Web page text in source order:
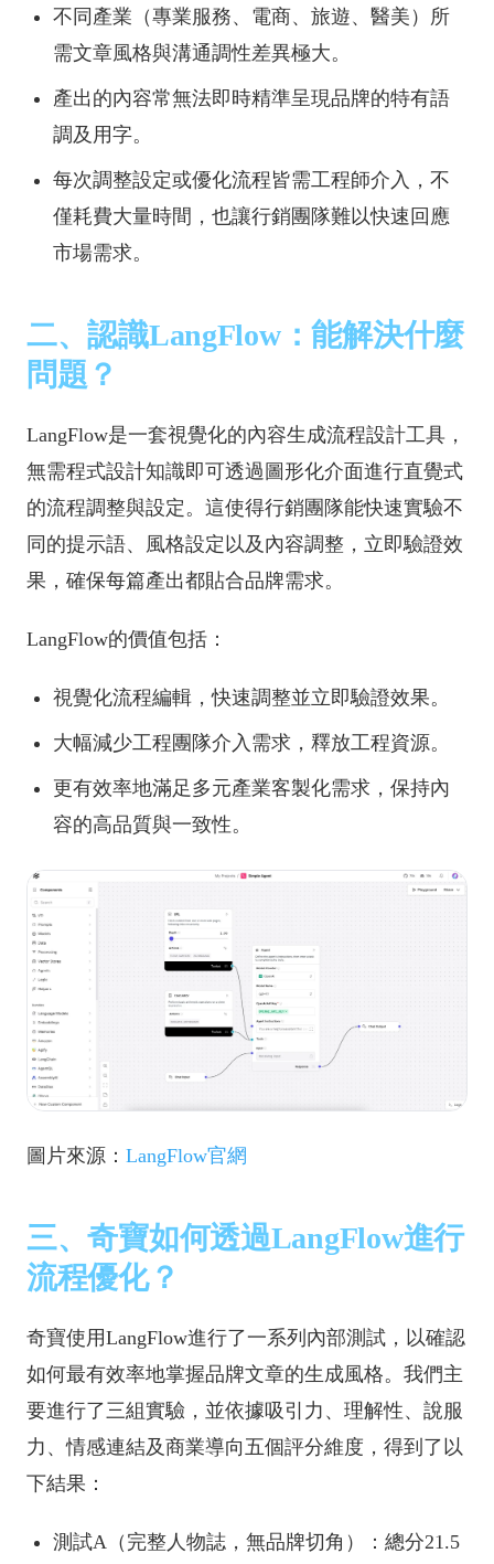
不同產業（專業服務、電商、旅遊、醫美）所
需文章風格與溝通調性差異極大。
產出的內容常無法即時精準呈現品牌的特有語
調及用字。
每次調整設定或優化流程皆需工程師介入，不
僅耗費大量時間，也讓行銷團隊難以快速回應
市場需求。
二、認識LangFlow：能解決什麼
問題？
LangFlow是一套視覺化的內容生成流程設計工具，
無需程式設計知識即可透過圖形化介面進行直覺式
的流程調整與設定。這使得行銷團隊能快速實驗不
同的提示語、風格設定以及內容調整，立即驗證效
果，確保每篇產出都貼合品牌需求。
LangFlow的價值包括：
視覺化流程編輯，快速調整並立即驗證效果。
大幅減少工程團隊介入需求，釋放工程資源。
更有效率地滿足多元產業客製化需求，保持內
容的高品質與一致性。
圖片來源： LangFlow官網
三、奇寶如何透過LangFlow進行
流程優化？
奇寶使用LangFlow進行了一系列內部測試，以確認
如何最有效率地掌握品牌文章的生成風格。我們主
要進行了三組實驗，並依據吸引力、理解性、說服
力、情感連結及商業導向五個評分維度，得到了以
下結果：
測試A（完整人物誌，無品牌切角）：總分21.5